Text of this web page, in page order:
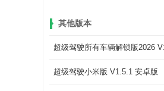
其他版本
超级驾驶所有车辆解锁版2026
超级驾驶小米版 V1.5.1 安卓版